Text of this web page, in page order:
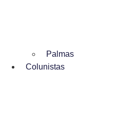
Palmas
Colunistas